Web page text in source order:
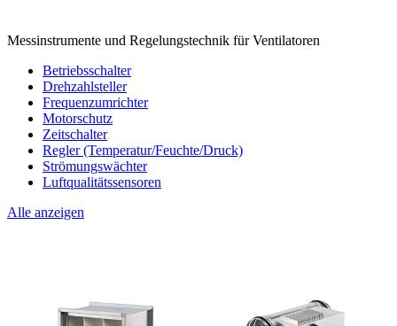
Messinstrumente und Regelungstechnik für Ventilatoren
Betriebsschalter
Drehzahlsteller
Frequenzumrichter
Motorschutz
Zeitschalter
Regler (Temperatur/Feuchte/Druck)
Strömungswächter
Luftqualitätssensoren
Alle anzeigen